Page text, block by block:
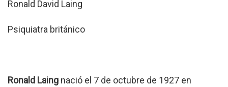
Ronald David Laing
Psiquiatra británico
Ronald Laing nació el 7 de octubre de 1927 en